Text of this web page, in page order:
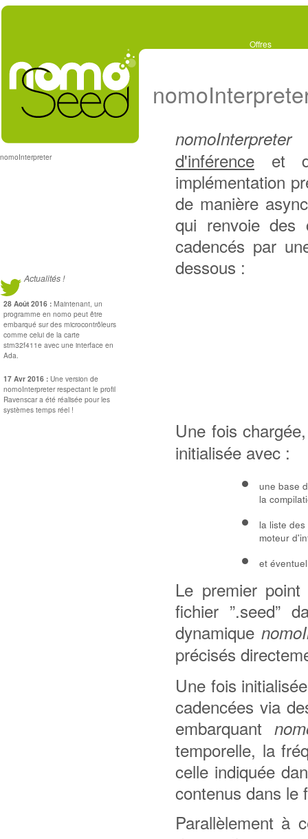
Offres
nomoInterpreter
Actualités !
28 Août 2016 : Maintenant, un
programme en nomo peut être
embarqué sur des microcontrôleurs
comme celui de la carte
stm32f411e avec une interface en
Ada.
17 Avr 2016 : Une version de
nomoInterpreter respectant le profil
Ravenscar a été réalisée pour les
systèmes temps réel !
nomoInterpreter
d'inférence et
implémentation
de manière
qui renvoie des
cadencés par
dessous :
Une fois
initialisée avec :
une base
la
la liste
moteur
et
Le premier
fichier ”.seed”
dynamique
précisés
Une fois
cadencées via
embarquant
temporelle, la
celle indiquée
contenus dans le
Parallèlement à